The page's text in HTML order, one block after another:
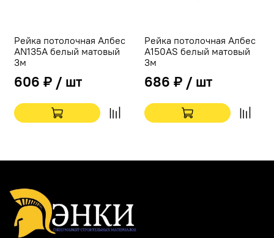
Рейка потолочная Албес
AN135A белый матовый
3м
606 ₽ / шт
Рейка потолочная Албес
A150AS белый матовый
3м
686 ₽ / шт